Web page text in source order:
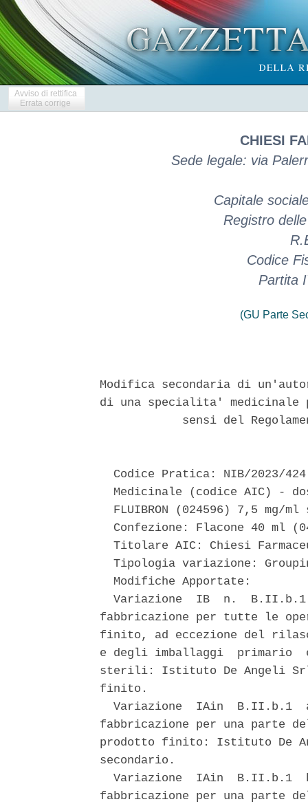
Avviso di rettifica
Errata corrige
CHIESI
Sede legale: via
Capitale
Registro
Codice
Partita
(GU Parte
Modifica secondaria di
di una specialita' medicinale
sensi del
Codice Pratica: NIB/2023/
Medicinale (codice AIC) -
FLUIBRON (024596) 7,5 mg/
Confezione: Flacone 40 ml
Titolare AIC: Chiesi
Tipologia variazione:
  Modifiche Apportate:
Variazione  IB  n.
fabbricazione per tutte le
finito, ad eccezione del
e degli imballaggi  primario
sterili: Istituto De Angeli Srl
finito.
Variazione  IAin  B.II.b.1
fabbricazione per una parte
prodotto finito: Istituto De
secondario.
Variazione  IAin  B.II.b.1
fabbricazione per una parte